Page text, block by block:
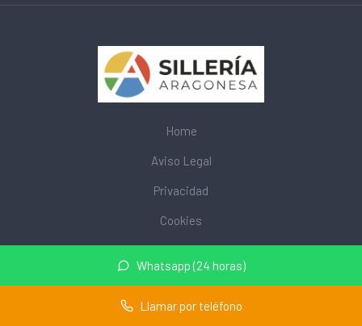
Whatsapp (24 horas)
Llamar por teléfono
Home
Aviso Legal
Privacidad
Cookies
© 2026 mobiliarioescolar.site · Web de mobiliario escolar cerca